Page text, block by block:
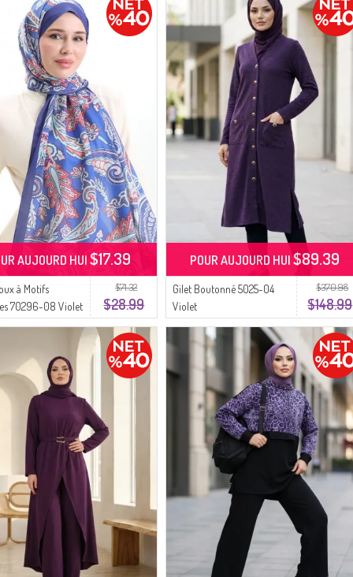
$71.32
$28.99
à Motifs
70296-08 Violet
AUJOURD HUI $17.39
$370.98
$148.99
Gilet Boutonné 5025-04
Violet
POUR AUJOURD HUI $89.39